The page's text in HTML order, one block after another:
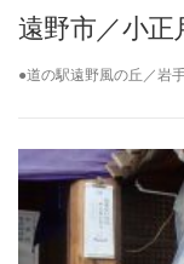
遠野市／小正
●道の駅遠野風の丘／岩